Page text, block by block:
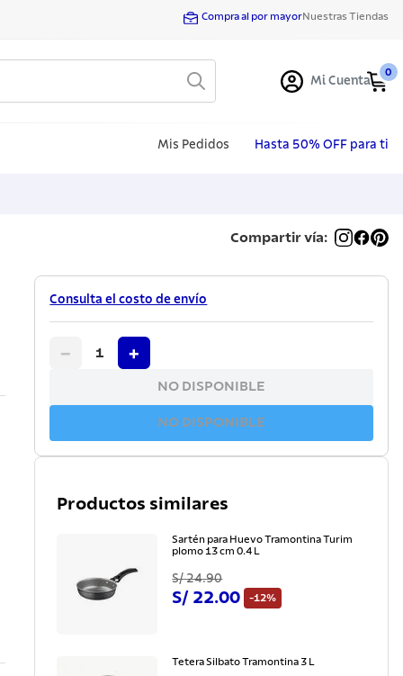
Compra al por mayorNuestras Tiendas
Mi Cuenta
0
Mis Pedidos Hasta 50% OFF para ti
Compartir vía:
Consulta el costo de envío
− 1 +
NO DISPONIBLE
NO DISPONIBLE
Productos similares
Sartén para Huevo Tramontina Turim
plomo 13 cm 0.4 L
S/ 24.90
S/ 22.00 -12%
Tetera Silbato Tramontina 3 L